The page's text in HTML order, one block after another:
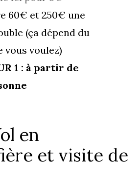
60€ et 250€ une
(ça dépend du
vous voulez)
1 : à partir de
en
et visite de